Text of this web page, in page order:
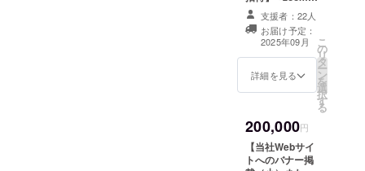
をさせていただ
きます。 ●定期
報告書（年2回発
行/PDF）をお送
りいたします。
・初回は2025
年12月、2回目
は2026年６月予
告会or対面報告
会に参加できま
す。 ・日時：
2025年12月頃
・場所：東京
都内 ・支援者
援者様の交通費
や滞在費は各自
でご負担くださ
い。 ・支援者
支援者：22人
お届け予定：
2025年09月
詳細を見る
こ
の
リ
タ
ー
ン
を
選
択
す
る
200,000円
【当社Webサイ
トへのバナー掲